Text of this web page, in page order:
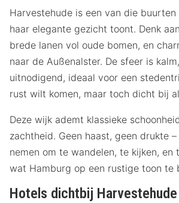
Harvestehude is een van die
haar elegante gezicht toont. Denk
brede lanen vol oude bomen, en
naar de Außenalster. De sfeer is
uitnodigend, ideaal voor een
rust wilt komen, maar toch dicht bij
Deze wijk ademt klassieke
zachtheid. Geen haast, geen drukte
nemen om te wandelen, te kijken, en
wat Hamburg op een rustige toon te
Hotels dichtbij